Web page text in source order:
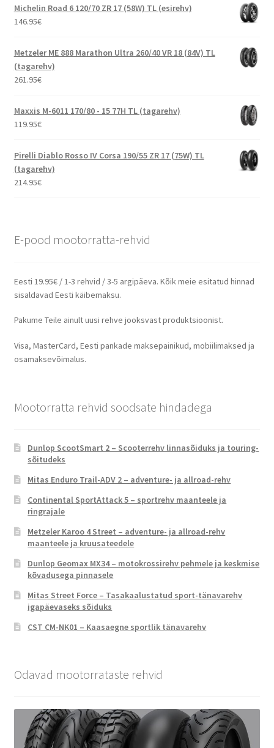
Michelin Road 6 120/70 ZR 17 (58W) TL (esirehv)
146.95€
Metzeler ME 888 Marathon Ultra 260/40 VR 18 (84V) TL
(tagarehv)
261.95€
Maxxis M-6011 170/80 - 15 77H TL (tagarehv)
119.95€
Pirelli Diablo Rosso IV Corsa 190/55 ZR 17 (75W) TL
(tagarehv)
214.95€
E-pood mootorratta-rehvid
Eesti 19.95€ / 1-3 rehvid / 3-5 argipäeva. Kõik meie esitatud hinnad
sisaldavad Eesti käibemaksu.
Pakume Teile ainult uusi rehve jooksvast produktsioonist.
Visa, MasterCard, Eesti pankade maksepainikud, mobiilimaksed ja
osamaksevõimalus.
Mootorratta rehvid soodsate hindadega
Dunlop ScootSmart 2 – Scooterrehv linnasõiduks ja touring-
sõitudeks
Mitas Enduro Trail-ADV 2 – adventure- ja allroad-rehv
Continental SportAttack 5 – sportrehv maanteele ja
ringrajale
Metzeler Karoo 4 Street – adventure- ja allroad-rehv
maanteele ja kruusateedele
Dunlop Geomax MX34 – motokrossirehv pehmele ja keskmise
kõvadusega pinnasele
Mitas Street Force – Tasakaalustatud sport-tänavarehv
igapäevaseks sõiduks
CST CM-NK01 – Kaasaegne sportlik tänavarehv
Odavad mootorrataste rehvid